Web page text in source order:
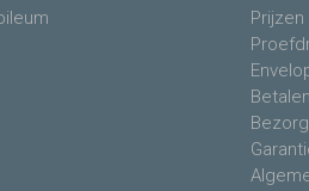
Prijzen
Betalen